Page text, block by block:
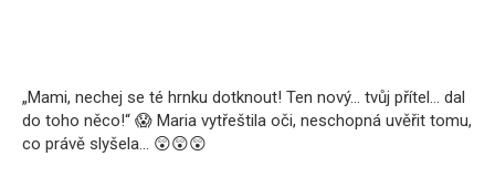
„Mami, nechej se té hrnku dotknout! Ten nový… tvůj přítel… dal
do toho něco!“ 😱 Maria vytřeštila oči, neschopná uvěřit tomu,
co právě slyšela… 😲😲😲